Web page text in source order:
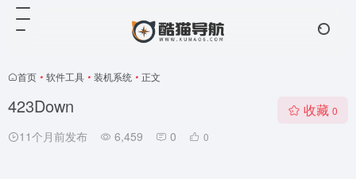
首页 • 软件工具 • 装机系统 • 正文
423Down
11个月前发布 6,459 0 0
收藏 0